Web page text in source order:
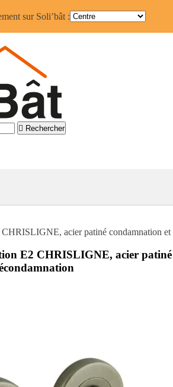
sur Soli’bât :
 Rechercher
CHRISLIGNE, acier patiné condamnation et
E2 CHRISLIGNE, acier patiné